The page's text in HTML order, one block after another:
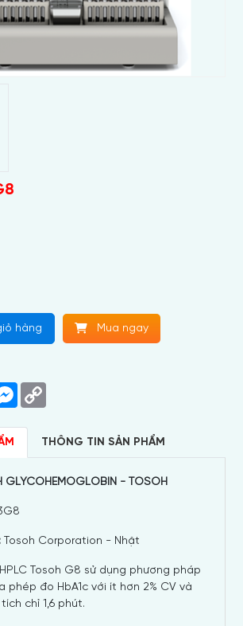
hàng Mua ngay
Messenger
THÔNG TIN SẢN PHẨM
GLYCOHEMOGLOBIN - TOSOH
Tosoh Corporation - Nhật
Tosoh G8 sử dụng phương pháp
phép đo HbA1c với ít hơn 2% CV và
chỉ 1,6 phút.